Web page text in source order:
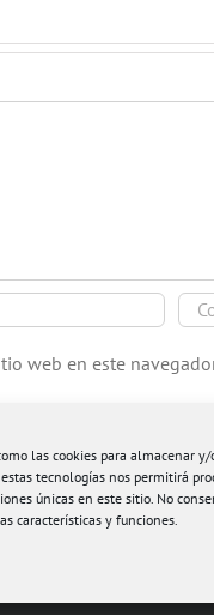
las cookies para almacenar y/
tecnologías nos permitirá
únicas en este sitio. No
características y funciones.
web en este